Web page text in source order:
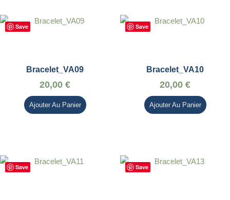
Save
Bracelet_VA09
20,00 €
Ajouter Au Panier
Save
Bracelet_VA10
20,00 €
Ajouter Au Panier
Save Save